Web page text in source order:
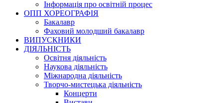
Інформація про освітній процес
ОПП ХОРЕОГРАФІЯ
Бакалавр
Фаховий молодший бакалавр
ВИПУСКНИКИ
ДІЯЛЬНІСТЬ
Освітня діяльність
Наукова діяльність
Міжнародна діяльність
Творчо-мистецька діяльність
Концерти